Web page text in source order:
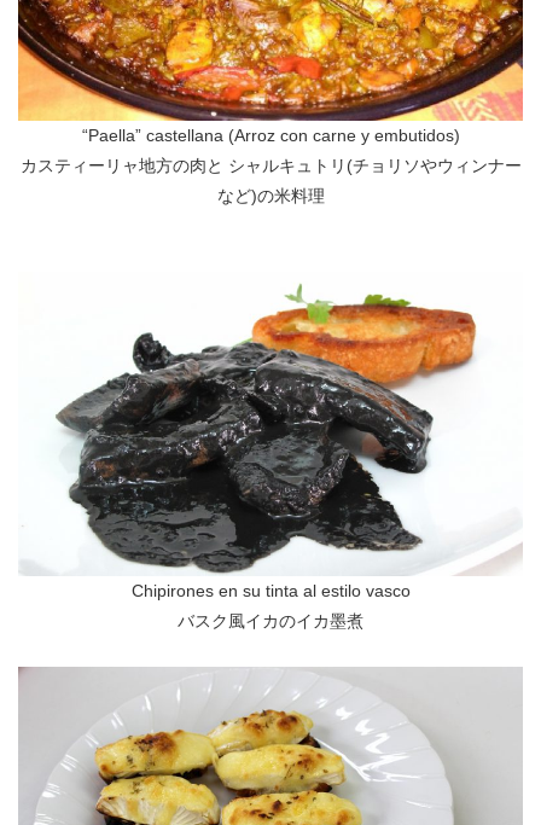
“Paella” castellana (Arroz con carne y embutidos)
カスティーリャ地方の肉と シャルキュトリ(チョリソやウィンナー
など)の米料理
Chipirones en su tinta al estilo vasco
バスク風イカのイカ墨煮